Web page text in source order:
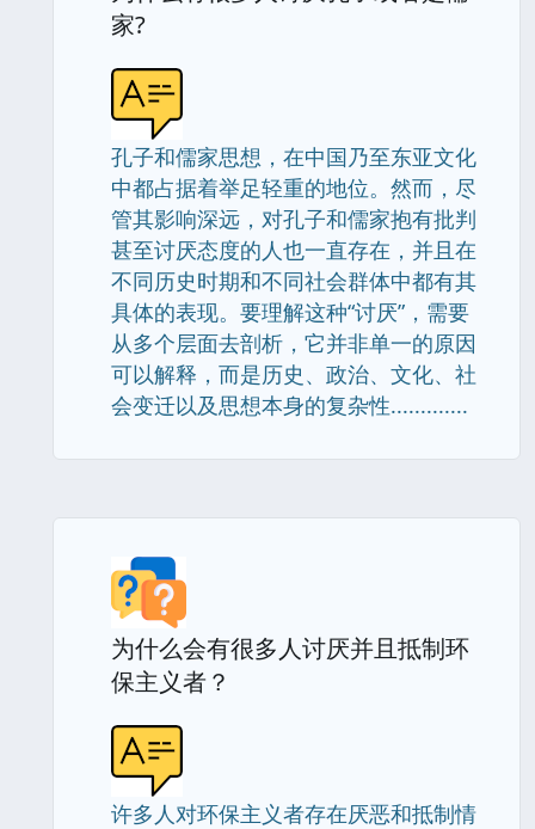
家?
孔子和儒家思想，在中国乃至东亚文化
中都占据着举足轻重的地位。然而，尽
管其影响深远，对孔子和儒家抱有批判
甚至讨厌态度的人也一直存在，并且在
不同历史时期和不同社会群体中都有其
具体的表现。要理解这种“讨厌”，需要
从多个层面去剖析，它并非单一的原因
可以解释，而是历史、政治、文化、社
会变迁以及思想本身的复杂性.............
为什么会有很多人讨厌并且抵制环
保主义者？
许多人对环保主义者存在厌恶和抵制情